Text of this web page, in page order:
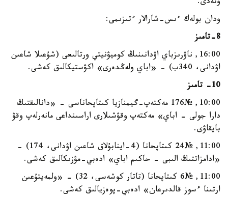
ودان بولەك ءىس-شارالار ءتىزىمى:
8-تامىز
16:00, ناۋرىزباي اۋدانىنىڭ كوميۋنيتي ورتالىعى (شۇعىلا شاعىن
اۋدانى، 340ب) - «اباي ولەڭدەرى» اكۋستيكالىق كەشى.
10- تامىز
10:00, №176 مەكتەپ-گيمنازيا كىتاپحاناسى - «دانالىقتىڭ
دارا جولى - اباي» مەكتەپ وقۋشىلارى اراسىنداعى مانەرلەپ وقۋ
بايقاۋى.
11:00, №24 كىتاپحانا (4-اينابۇلاق شاعىن اۋدانى، 174) -
«ادامزاتتىڭ الىبى - حاكىم اباي» ادەبي-مۋزىكالىق كەشى.
11:00, №6 كىتاپحانا (تاتار كوشەسى، 32) - «ولمەيتۇعىن
ارتىنا ءسوز قالدىرعان» ادەبي-پوەزيالىق كەشى.